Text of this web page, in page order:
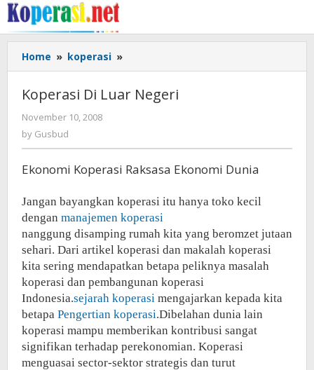
Skip
to
content
Home » koperasi »
Di
Negeri
Koperasi Di Luar Negeri
November 10, 2008
by Gusbud
Ekonomi Koperasi Raksasa Ekonomi Dunia
Jangan bayangkan koperasi itu hanya toko kecil
dengan manajemen koperasi
nanggung disamping rumah kita yang beromzet jutaan
sehari. Dari artikel koperasi dan makalah koperasi
kita sering mendapatkan betapa peliknya masalah
koperasi dan pembangunan koperasi
Indonesia.sejarah koperasi mengajarkan kepada kita
betapa Pengertian koperasi.Dibelahan dunia lain
koperasi mampu memberikan kontribusi sangat
signifikan terhadap perekonomian. Koperasi
menguasai sector-sektor strategis dan turut